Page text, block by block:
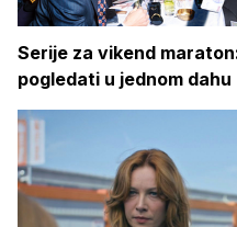
Serije za vikend
pogledati u jednom dahu